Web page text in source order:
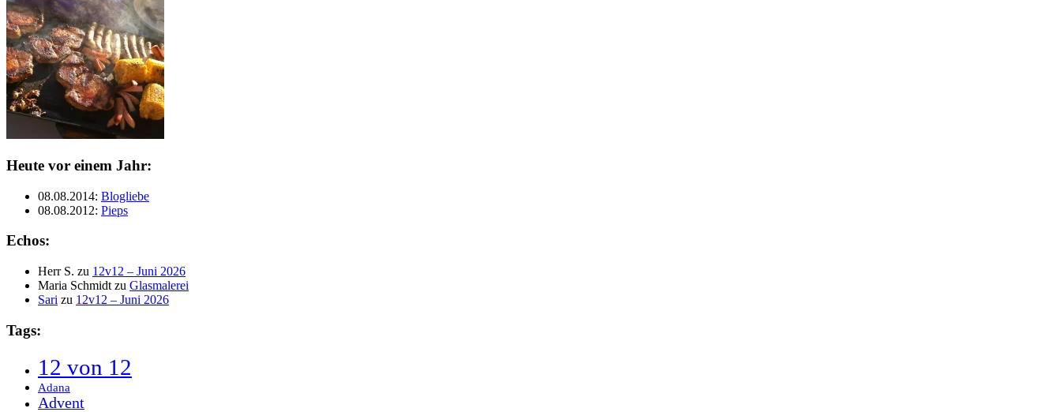
Heute vor einem Jahr:
08.08.2014: Blogliebe
08.08.2012: Pieps
Echos:
Herr S. zu 12v12 – Juni 2026
Maria Schmidt zu Glasmalerei
Sari zu 12v12 – Juni 2026
Tags:
12 von 12
Adana
Advent